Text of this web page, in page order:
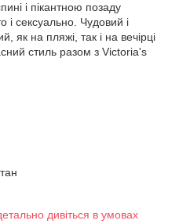
і пікантною позаду
і сексуально. Чудовий і
як на пляжі, так і на вечірці
стиль разом з Victoria's
дивіться в умовах